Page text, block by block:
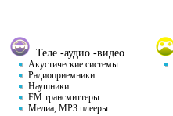
Теле -аудио -видео
Акустические системы
Радиоприемники
Наушники
FM трансмиттеры
Медиа, MP3 плееры